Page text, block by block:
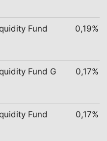
Fund
0,19%
Fund G
0,17%
Fund
0,17%